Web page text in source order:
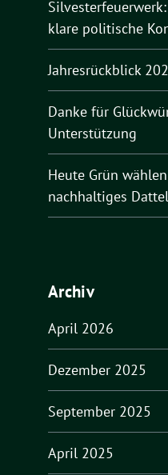
klare politische
Jahresrückblick
Danke für
Unterstützung
Heute Grün
nachhaltiges
Archiv
April 2026
Dezember 2025
September 2025
April 2025